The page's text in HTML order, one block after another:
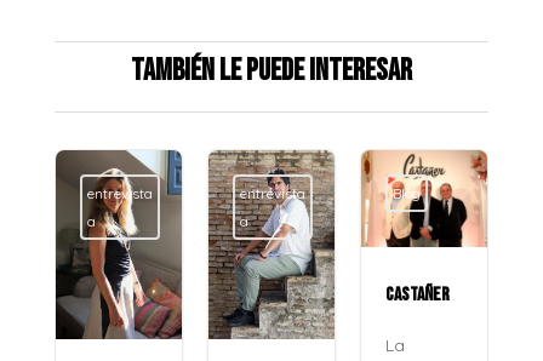
También le puede interesar
entrevista
a
entrevista
a
Blog
CASTAÑER
La